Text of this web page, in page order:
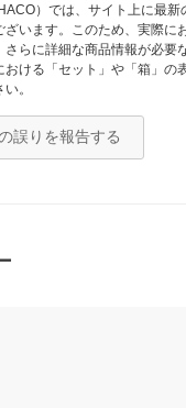
）では、サイト上に最
ざいます。このため、実際
らに詳細な商品情報が必要
おける「セット」や「箱」
。
誤りを報告する